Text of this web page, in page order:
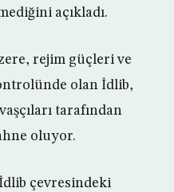
açıkladı.
rejim güçleri ve
olan İdlib,
tarafından
oluyor.
çevresindeki